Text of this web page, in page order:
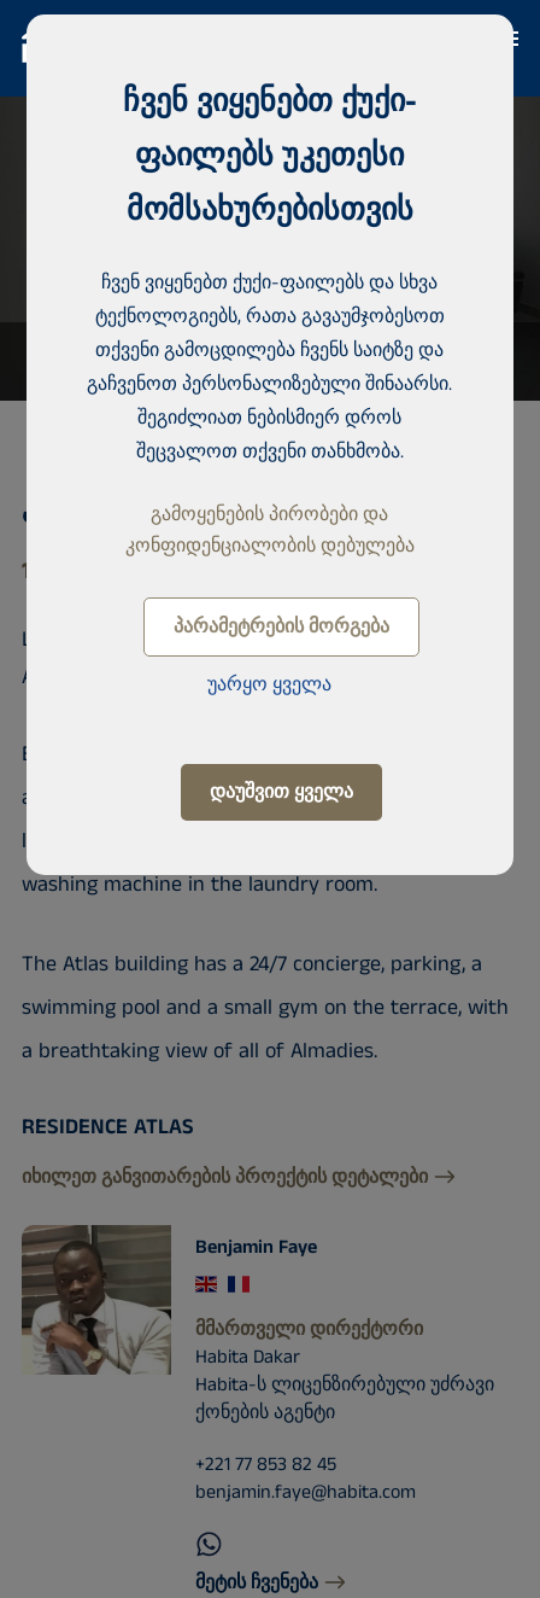
კონდომინიუმი, Almadies
10 200 Almadies
Luxurious furnished apartment at the
ATLAS residen
Become a tenant of this magnificent furnished
apartment of 3 bedrooms each with a bathroom, a
living room, a fully equipped kitchen, including a
washing machine in the laundry room.
The Atlas building has a 24/7 concierge, parking, a
swimming pool and a small gym on the terrace, with
a breathtaking view of all of Almadies.
RESIDENCE ATLAS
იხილეთ განვითარების პროექტის დეტალები
Benjamin Faye
ᲛᲛᲐᲠᲗᲕᲔᲚᲘ ᲓᲘᲠᲔᲥᲢᲝᲠᲘ
Habita Dakar
Habita-ს ლიცენზირებული უძრავი
ქონების აგენტი
+221 77 853 82 45
benjamin.faye@habita.com
მეტის ჩვენება
ჩვენ ვიყენებთ ქუქი-
ფაილებს უკეთესი
მომსახურებისთვის
ჩვენ ვიყენებთ ქუქი-ფაილებს და სხვა
ტექნოლოგიებს, რათა გავაუმჯობესოთ
თქვენი გამოცდილება ჩვენს საიტზე და
გაჩვენოთ პერსონალიზებული შინაარსი.
შეგიძლიათ ნებისმიერ დროს
შეცვალოთ თქვენი თანხმობა.
გამოყენების პირობები და
კონფიდენციალობის დებულება
ᲞᲐᲠᲐᲛᲔᲢᲠᲔᲑᲘᲡ ᲛᲝᲠᲒᲔᲑᲐ
უარყო ყველა
ᲓᲐᲣᲨᲕᲘᲗ ᲧᲕᲔᲚᲐ